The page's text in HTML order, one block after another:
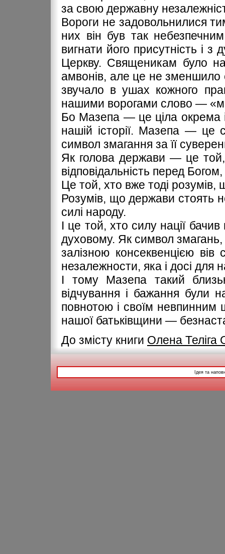
за свою державну
Вороги не задовольнилися
них він був так
вигнати його присутність і
Церкву. Священикам було
амвонів, але це не зменшило
звучало в ушах кожного
нашими ворогами слово —
Бо Мазепа — це ціла окрема
нашій історії. Мазепа — це
символ змагання за її
Як голова держави — це
відповідальність перед
Це той, хто вже тоді розумів,
Розумів, що держави стоять
силі народу.
І це той, хто силу нації
духовому. Як символ
залізною консеквенцією вів
незалежности, яка і досі
І тому Мазепа такий
відчування і бажання були
повнотою і своїм невпинним
нашої батьківщини —
До змісту книги Олена Телiга
Ідея та